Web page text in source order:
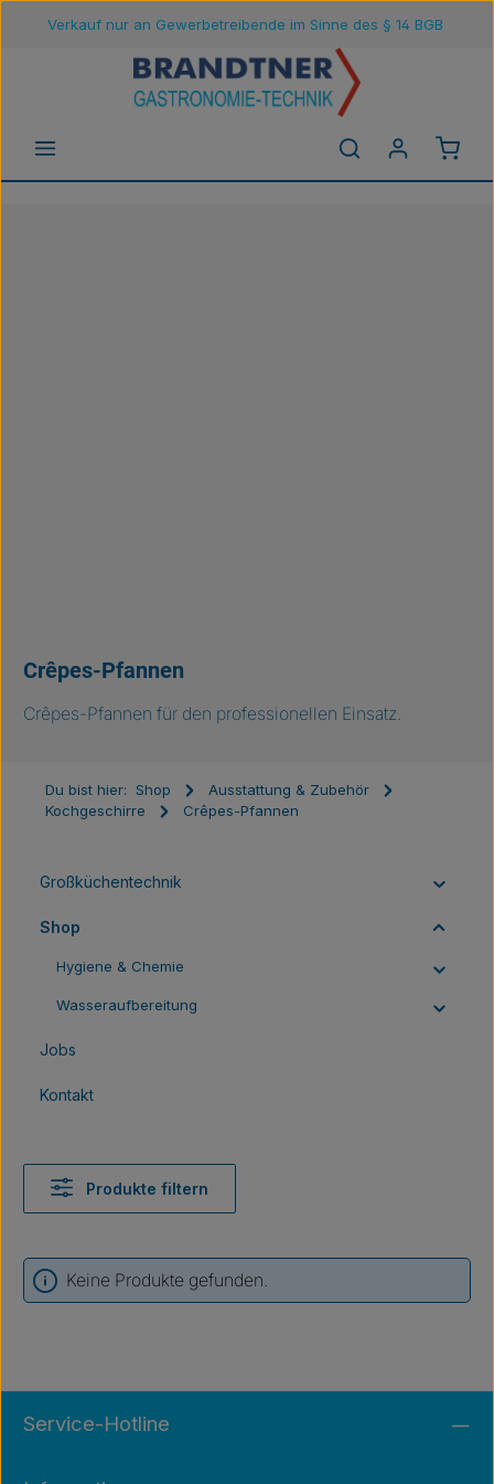
Zum Hauptinhalt springen
Verkauf nur an Gewerbetreibende im Sinne des § 14 BGB
Crêpes-Pfannen
Crêpes-Pfannen für den professionellen Einsatz.
Du bist hier: Shop
Ausstattung & Zubehör
Kochgeschirre
Crêpes-Pfannen
Großküchentechnik
Shop
Hygiene & Chemie
Wasseraufbereitung
Jobs
Kontakt
Produkte filtern
Keine Produkte gefunden.
Service-Hotline